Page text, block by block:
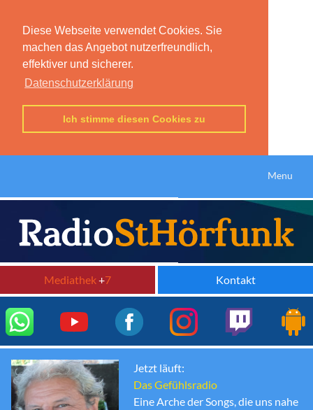
Diese Webseite verwendet Cookies. Sie
machen das Angebot nutzerfreundlich,
effektiver und sicherer.
Datenschutzerklärung
Ich stimme diesen Cookies zu
Menu
Mediathek+7 Kontakt
Jetzt läuft:
Das Gefühlsradio
Eine Arche der Songs, die uns nahe